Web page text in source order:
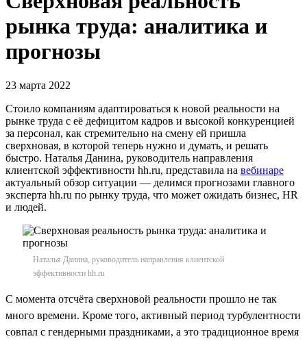
рынка труда: аналитика и
прогнозы
23 марта 2022
Стоило компаниям адаптироваться к новой реальности на
рынке труда с её дефицитом кадров и высокой конкуренцией
за персонал, как стремительно на смену ей пришла
сверхновая, в которой теперь нужно и думать, и решать
быстро. Наталья Данина, руководитель направления
клиентской эффективности hh.ru, представила на вебинаре
актуальный обзор ситуации — делимся прогнозами главного
эксперта hh.ru по рынку труда, что может ожидать бизнес, HR
и людей.
Наталья Данина, руководитель направления клиентской
эффективности hh.ru
С момента отсчёта сверхновой реальности прошло не так
много времени. Кроме того, активный период турбулентности
совпал с гендерными праздниками, а это традиционное время